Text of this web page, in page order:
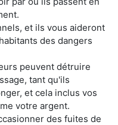
et ils vous aideront
des dangers
peuvent détruire
tant qu'ils
et cela inclus vos
votre argent.
des fuites de